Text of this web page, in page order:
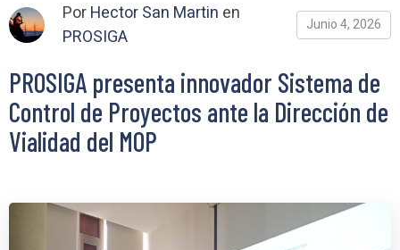
PorHector San Martin en
PROSIGA
Junio 4, 2026
PROSIGA presenta innovador Sistema de
Control de Proyectos ante la Dirección de
Vialidad del MOP